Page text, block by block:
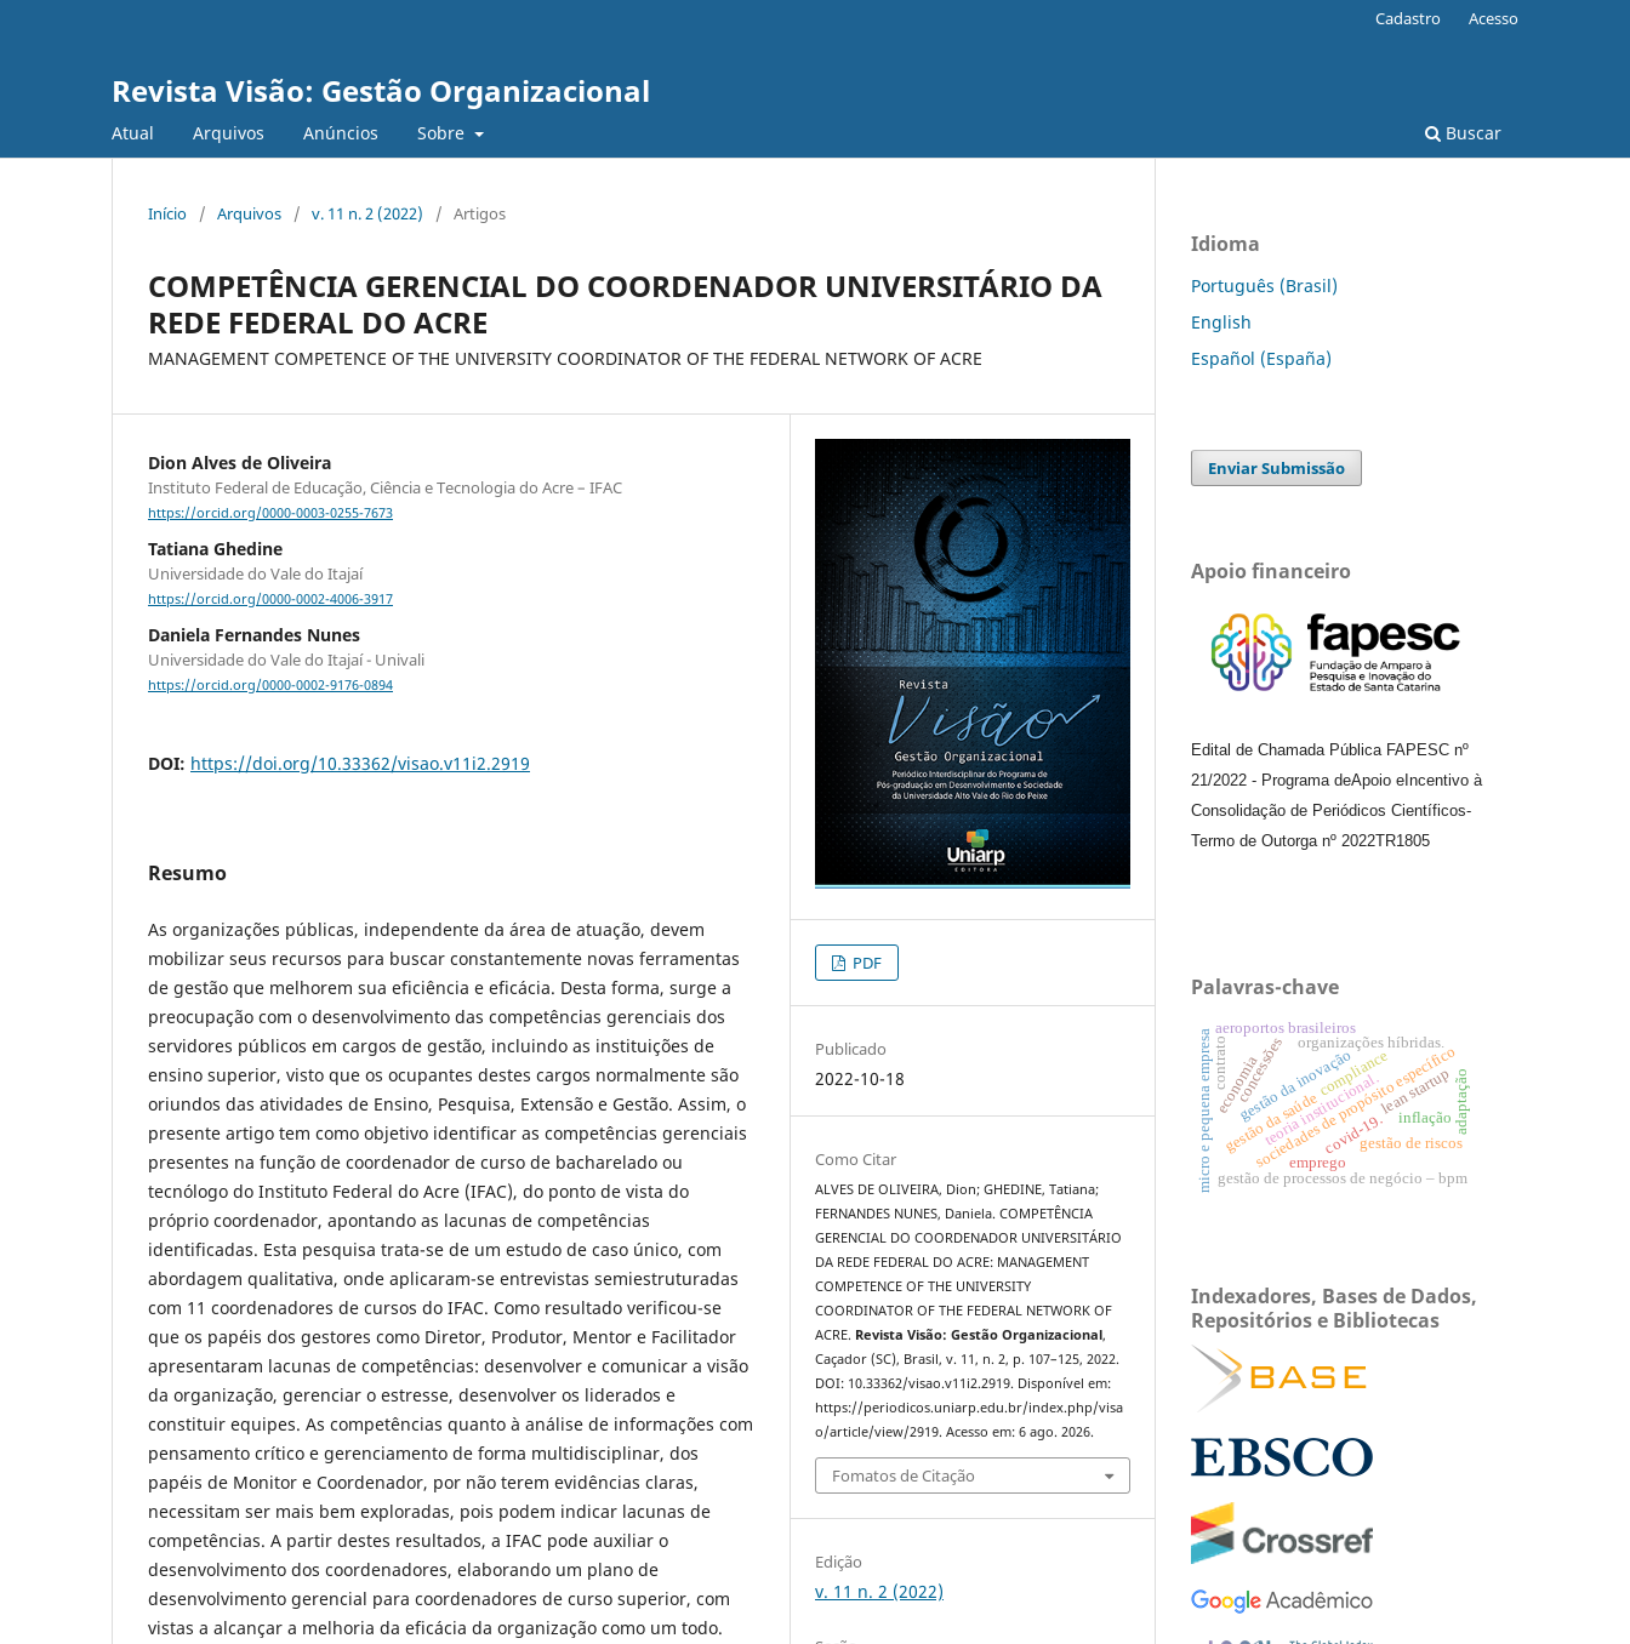
Revista Visão: Gestão Organizacional
Atual Arquivos Anúncios Sobre Buscar
Cadastro Acesso
Início / Arquivos / v. 11 n. 2 (2022) / Artigos
COMPETÊNCIA GERENCIAL DO COORDENADOR UNIVERSITÁRIO DA
REDE FEDERAL DO ACRE
MANAGEMENT COMPETENCE OF THE UNIVERSITY COORDINATOR OF THE FEDERAL NETWORK OF ACRE
Dion Alves de Oliveira
Instituto Federal de Educação, Ciência e Tecnologia do Acre – IFAC
https://orcid.org/0000-0003-0255-7673
Tatiana Ghedine
Universidade do Vale do Itajaí
https://orcid.org/0000-0002-4006-3917
Daniela Fernandes Nunes
Universidade do Vale do Itajaí - Univali
https://orcid.org/0000-0002-9176-0894
DOI: https://doi.org/10.33362/visao.v11i2.2919
Resumo
As organizações públicas, independente da área de atuação, devem
mobilizar seus recursos para buscar constantemente novas ferramentas
de gestão que melhorem sua eficiência e eficácia. Desta forma, surge a
preocupação com o desenvolvimento das competências gerenciais dos
servidores públicos em cargos de gestão, incluindo as instituições de
ensino superior, visto que os ocupantes destes cargos normalmente são
oriundos das atividades de Ensino, Pesquisa, Extensão e Gestão. Assim, o
presente artigo tem como objetivo identificar as competências gerenciais
presentes na função de coordenador de curso de bacharelado ou
tecnólogo do Instituto Federal do Acre (IFAC), do ponto de vista do
próprio coordenador, apontando as lacunas de competências
identificadas. Esta pesquisa trata-se de um estudo de caso único, com
abordagem qualitativa, onde aplicaram-se entrevistas semiestruturadas
com 11 coordenadores de cursos do IFAC. Como resultado verificou-se
que os papéis dos gestores como Diretor, Produtor, Mentor e Facilitador
apresentaram lacunas de competências: desenvolver e comunicar a visão
da organização, gerenciar o estresse, desenvolver os liderados e
constituir equipes. As competências quanto à análise de informações com
pensamento crítico e gerenciamento de forma multidisciplinar, dos
papéis de Monitor e Coordenador, por não terem evidências claras,
necessitam ser mais bem exploradas, pois podem indicar lacunas de
competências. A partir destes resultados, a IFAC pode auxiliar o
desenvolvimento dos coordenadores, elaborando um plano de
desenvolvimento gerencial para coordenadores de curso superior, com
vistas a alcançar a melhoria da eficácia da organização como um todo.
PDF
Publicado
2022-10-18
Como Citar
ALVES DE OLIVEIRA, Dion; GHEDINE, Tatiana;
FERNANDES NUNES, Daniela. COMPETÊNCIA
GERENCIAL DO COORDENADOR UNIVERSITÁRIO
DA REDE FEDERAL DO ACRE: MANAGEMENT
COMPETENCE OF THE UNIVERSITY
COORDINATOR OF THE FEDERAL NETWORK OF
ACRE. Revista Visão: Gestão Organizacional,
Caçador (SC), Brasil, v. 11, n. 2, p. 107–125, 2022.
DOI: 10.33362/visao.v11i2.2919. Disponível em:
https://periodicos.uniarp.edu.br/index.php/visa
o/article/view/2919. Acesso em: 6 ago. 2026.
Fomatos de Citação
Edição
v. 11 n. 2 (2022)
Idioma
Português (Brasil)
English
Español (España)
Enviar Submissão
Apoio financeiro
Edital de Chamada Pública FAPESC nº
21/2022 - Programa deApoio e Incentivo à
Consolidação de Periódicos Científicos-
Termo de Outorga nº 2022TR1805
Palavras-chave
covid-19.
concessões
sociedades de propósito específico
aeroportos brasileiros
organizações híbridas.
teoria institucional.gestão de riscos
compliancelean startup
gestão da inovação
micro e pequena empresa adaptação
gestão da saúde
economia
gestão de processos de negócio – bpm
emprego
contrato
inflação
Indexadores, Bases de Dados,
Repositórios e Bibliotecas